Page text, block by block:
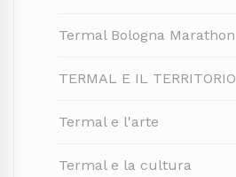
Termal Bologna Marathon
TERMAL E IL TERRITORIO
Termal e l'arte
Termal e la cultura